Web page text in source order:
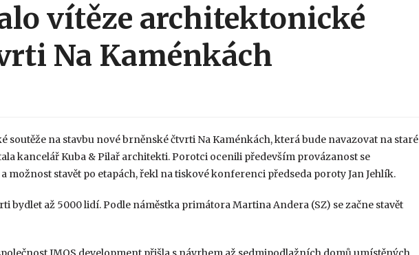
vítěze architektonické
Na Kaménkách
soutěže na stavbu nové brněnské čtvrti Na Kaménkách, která bude navazovat na staré
kancelář Kuba & Pilař architekti. Porotci ocenili především provázanost se
možnost stavět po etapách, řekl na tiskové konferenci předseda poroty Jan Jehlík.
bydlet až 5000 lidí. Podle náměstka primátora Martina Andera (SZ) se začne stavět